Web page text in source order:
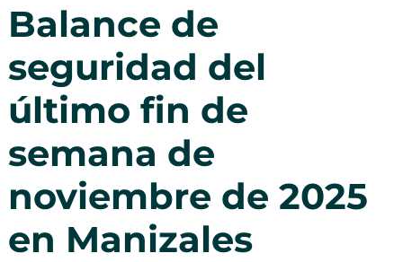
Balance de
seguridad del
último fin de
semana de
noviembre de 2025
en Manizales